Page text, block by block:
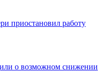
приостановил работу
о возможном снижении